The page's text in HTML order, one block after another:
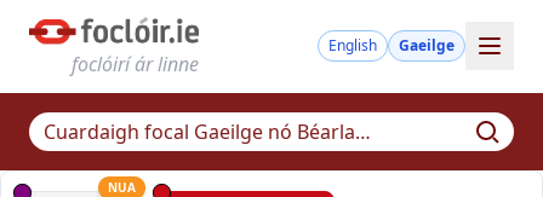
foclóirí ár linne
English Gaeilge
NUA